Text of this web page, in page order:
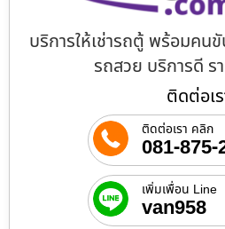
บริการให้เช่ารถตู้ พร้อมคน
รถสวย บริการดี ร
ติดต่อเ
ติดต่อเรา คลิก
081-875-
เพิ่มเพื่อน Line
van958